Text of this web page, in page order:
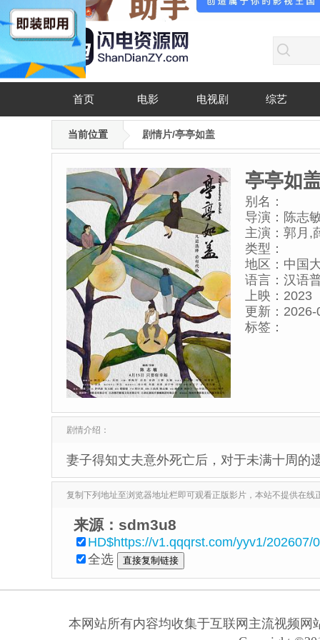
首页 电影 电视剧 综艺
当前位置 剧情片/亭亭如盖
亭亭如
别名：
导演： 陈志
主演： 郭月,
类型：
地区： 中国
语言： 汉语
上映： 2023
更新： 2026-
标签：
剧情介绍：
妻子得知丈夫意外死亡后，对于未满十周的
复制下列地址至浏览器地址栏即可观看正版影片，本站不提供在线
来源：sdm3u8
HD$https://v1.qqqrst.com/yyv1/
全选
本网站所有内容均收集于互联网主流视频